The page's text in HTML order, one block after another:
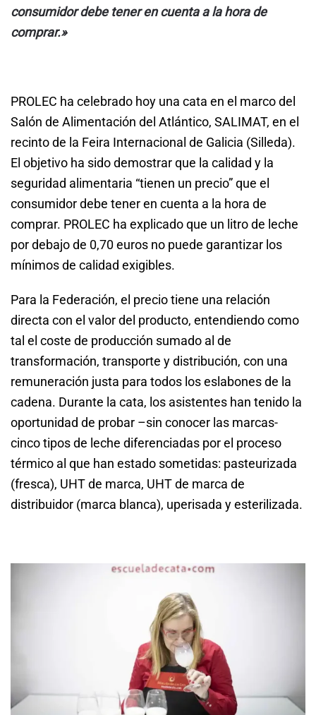
consumidor debe tener en cuenta a la hora de
comprar.»
PROLEC ha celebrado hoy una cata en el marco del
Salón de Alimentación del Atlántico, SALIMAT, en el
recinto de la Feira Internacional de Galicia (Silleda).
El objetivo ha sido demostrar que la calidad y la
seguridad alimentaria “tienen un precio” que el
consumidor debe tener en cuenta a la hora de
comprar. PROLEC ha explicado que un litro de leche
por debajo de 0,70 euros no puede garantizar los
mínimos de calidad exigibles.
Para la Federación, el precio tiene una relación
directa con el valor del producto, entendiendo como
tal el coste de producción sumado al de
transformación, transporte y distribución, con una
remuneración justa para todos los eslabones de la
cadena. Durante la cata, los asistentes han tenido la
oportunidad de probar –sin conocer las marcas-
cinco tipos de leche diferenciadas por el proceso
térmico al que han estado sometidas: pasteurizada
(fresca), UHT de marca, UHT de marca de
distribuidor (marca blanca), uperisada y esterilizada.